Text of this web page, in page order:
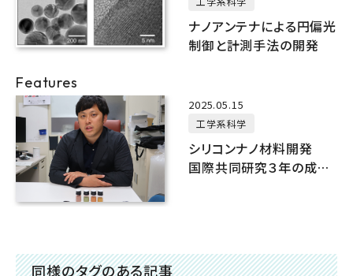
ナノアンテナによる円偏光
制御と計測手法の開発
Features
2025.05.15
工学系科学
シリコンナノ材料開発
国際共同研究３年の成果
同様のタグのある記事